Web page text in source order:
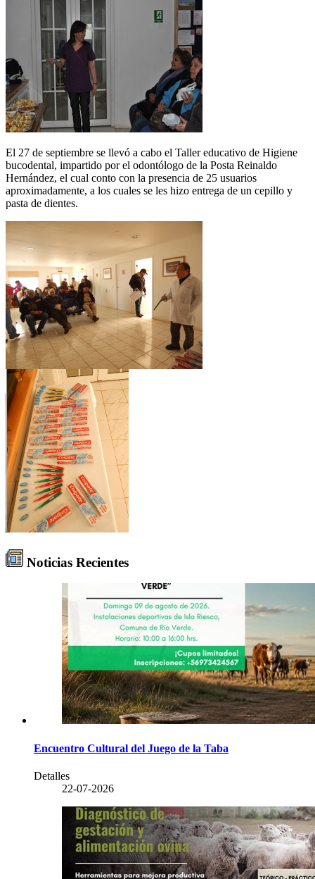
El 27 de septiembre se llevó a cabo el Taller educativo de Higiene
bucodental, impartido por el odontólogo de la Posta Reinaldo
Hernández, el cual conto con la presencia de 25 usuarios
aproximadamente, a los cuales se les hizo entrega de un cepillo y
pasta de dientes.
Noticias Recientes
Encuentro Cultural del Juego de la Taba
Detalles
22-07-2026